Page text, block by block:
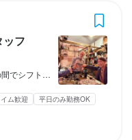
フ
徒歩・自転車通勤の方は大歓迎！
ム歓迎
平日のみ勤務OK
ミドル活躍中
女性活躍中
第二新卒歓迎
ミドル活躍中
女性活躍中
タッフの平均年齢20代
第二新卒歓迎
ミドル活躍中
女性活躍中
タッフの平均年齢20代
第二新卒歓迎
ミドル活躍中
女性活躍中
タッフの平均年齢20代
ミドル活躍中
女性活躍中
タッフの平均年齢20代
歓迎
第二新卒歓迎
女性活躍中
タッフの平均年齢20代
会・社内食材勉強会あ
新年会など）
修あり
生産者への訪問研修あり
会・社内食材勉強会あ
会・社内食材勉強会あ